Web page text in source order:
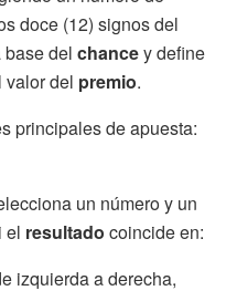
doce (12) signos del
del chancey define
valor del premio.
principales de apuesta:
un número y un
el resultado coincide en:
izquierda a derecha,